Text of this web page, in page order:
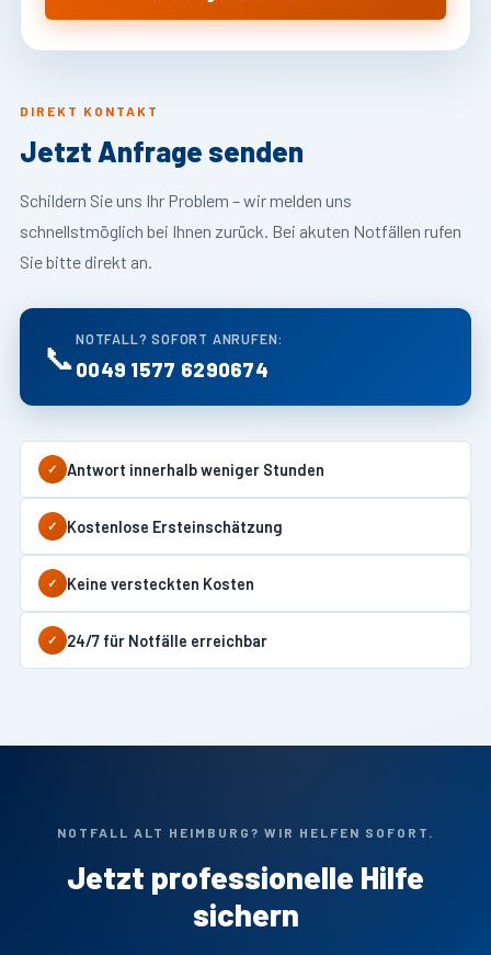
DIREKT KONTAKT
Jetzt Anfrage senden
Schildern Sie uns Ihr Problem – wir melden uns
schnellstmöglich bei Ihnen zurück. Bei akuten Notfällen rufen
Sie bitte direkt an.
📞 NOTFALL? SOFORT ANRUFEN:
0049 1577 6290674
✓ Antwort innerhalb weniger Stunden
✓ Kostenlose Ersteinschätzung
✓ Keine versteckten Kosten
✓ 24/7 für Notfälle erreichbar
NOTFALL ALT HEIMBURG? WIR HELFEN SOFORT.
Jetzt professionelle Hilfe
sichern